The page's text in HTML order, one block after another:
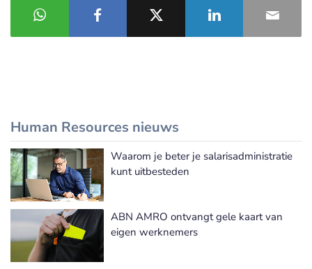
Human Resources nieuws
Meer Human Resources nieuws
Waarom je beter je salarisadministratie
kunt uitbesteden
ABN AMRO ontvangt gele kaart van
eigen werknemers